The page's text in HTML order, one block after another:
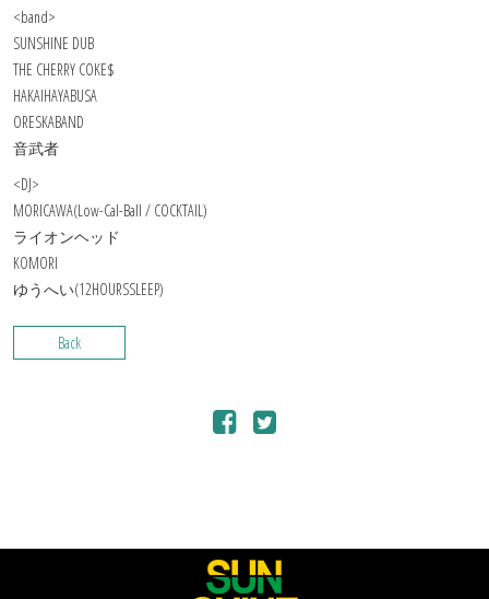
<band>
SUNSHINE DUB
THE CHERRY COKE$
HAKAIHAYABUSA
ORESKABAND
音武者
<DJ>
MORICAWA(Low-Cal-Ball / COCKTAIL)
ライオンヘッド
KOMORI
ゆうへい(12HOURSSLEEP)
Back